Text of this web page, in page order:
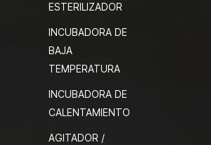
ESTERILIZADOR
INCUBADORA DE
BAJA
TEMPERATURA
INCUBADORA DE
CALENTAMIENTO
AGITADOR /